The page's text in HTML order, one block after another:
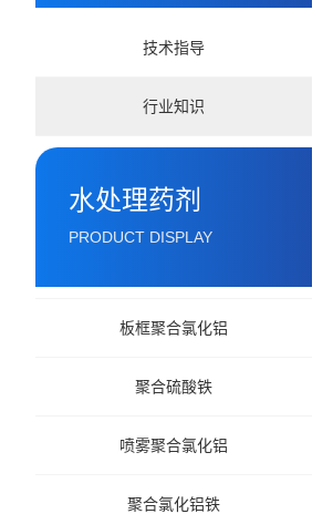
技术指导
行业知识
水处理药剂
PRODUCT DISPLAY
板框聚合氯化铝
聚合硫酸铁
喷雾聚合氯化铝
聚合氯化铝铁